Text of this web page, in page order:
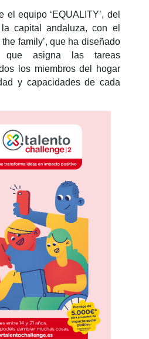
equipo ‘EQUALITY’, del
capital andaluza, con el
family’, que ha diseñado
que asigna las tareas
los miembros del hogar
y capacidades de cada